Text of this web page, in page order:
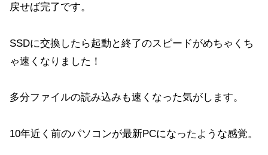
戻せば完了です。
SSDに交換したら起動と終了のスピードがめちゃくち
ゃ速くなりました！
多分ファイルの読み込みも速くなった気がします。
10年近く前のパソコンが最新PCになったような感覚。